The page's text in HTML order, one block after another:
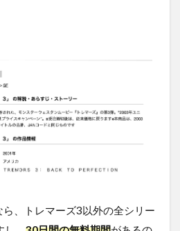
、トレマーズ3以外の全シリー